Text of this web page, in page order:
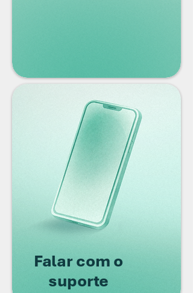
Falar com o
suporte